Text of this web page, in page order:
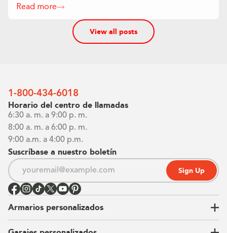
Read more
View all posts
1-800-434-6018
Horario del centro de llamadas
6:30 a. m. a 9:00 p. m.
8:00 a. m. a 6:00 p. m.
9:00 a.m. a 4:00 p.m.
Suscríbase a nuestro boletín
Sign Up
Armarios personalizados